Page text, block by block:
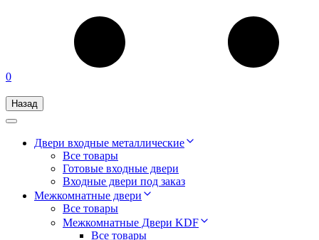
0
Назад
Двери входные металлические
Все товары
Готовые входные двери
Входные двери под заказ
Межкомнатные двери
Все товары
Межкомнатные Двери KDF
Все товары